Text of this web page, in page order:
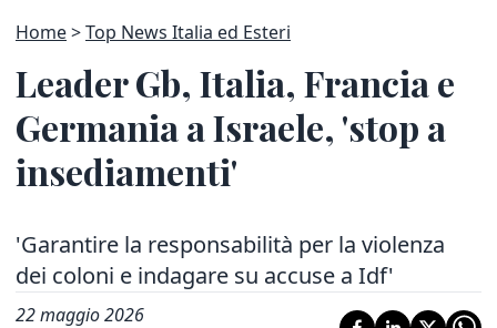
Home Top News Italia ed Esteri
Leader Gb, Italia, Francia e
Germania a Israele, 'stop a
insediamenti'
'Garantire la responsabilità per la violenza
dei coloni e indagare su accuse a Idf'
22 maggio 2026